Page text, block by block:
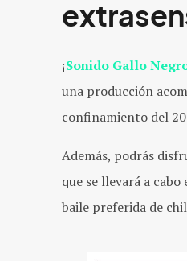
¡Sonido Gallo
una producción
confinamiento del
Además, podrás
que se llevará a
baile preferida de